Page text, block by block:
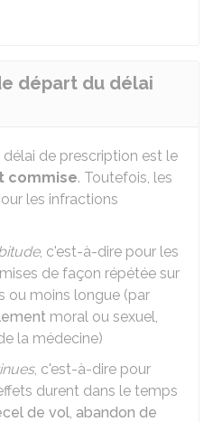
départ du délai
délai de prescription est le
commise. Toutefois, les
les infractions
, c'est-à-dire pour les
de façon répétée sur
ou moins longue (par
moral ou sexuel,
la médecine)
, c'est-à-dire pour
durent dans le temps
de vol, abandon de